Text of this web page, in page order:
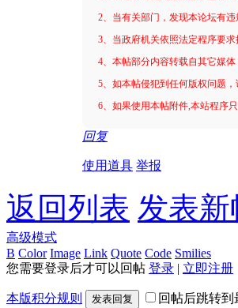
2、当有关部门，发现本论坛有
3、当政府机关依照法定程序要
4、本帖部分内容转载自其它媒
5、如本帖侵犯到任何版权问题
6、如果使用本帖附件,本站程序
回复
使用道具 举报
返回列表 发表新
高级模式
B Color Image Link Quote Code Smilies
您需要登录后才可以回帖 登录 | 立即注册
本版积分规则 发表回复 回帖后跳转到